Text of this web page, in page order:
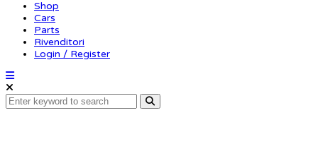
Shop
Cars
Parts
Rivenditori
Login / Register